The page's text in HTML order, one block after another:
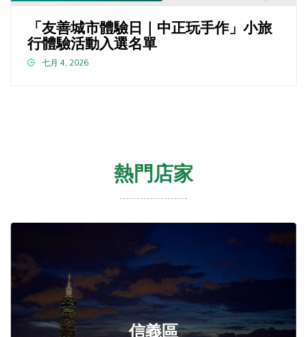
「友善城市體驗日｜中正玩手作」小旅
行體驗活動入選名單
七月 4, 2026
熱門店家
信義區